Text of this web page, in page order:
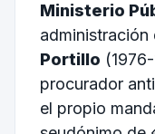
Ministerio
administración
Portillo
procurador
el propio